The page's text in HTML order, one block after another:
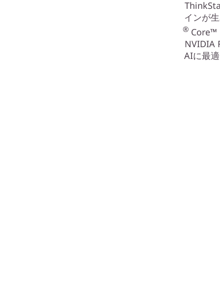
インが
®Core™
NVIDIA
AIに最